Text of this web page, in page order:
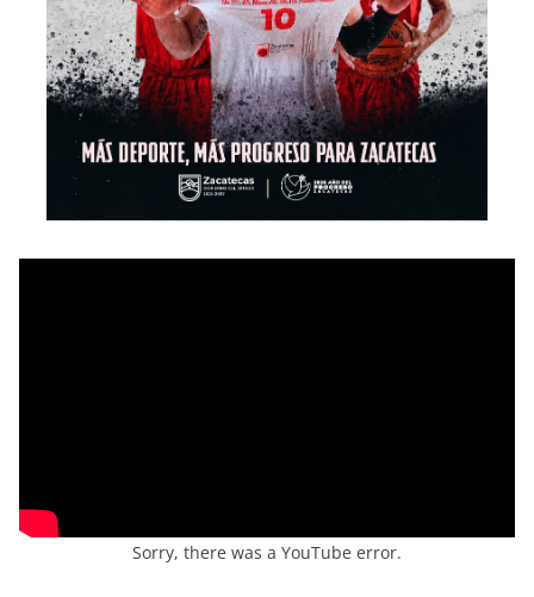
Sorry, there was a YouTube error.